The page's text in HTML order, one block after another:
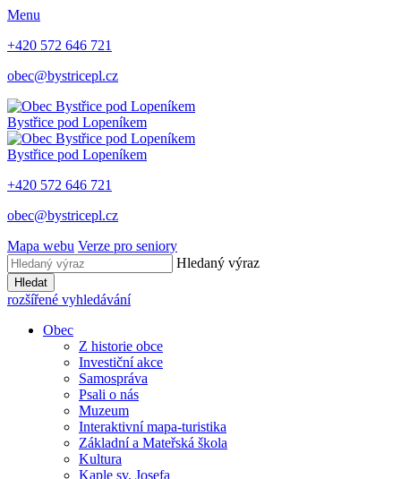
Menu
+420 572 646 721
obec@bystricepl.cz
Bystřice pod Lopeníkem
Bystřice pod Lopeníkem
+420 572 646 721
obec@bystricepl.cz
Mapa webu Verze pro seniory
Hledaný výraz
Hledat
rozšířené vyhledávání
Obec
Z historie obce
Investiční akce
Samospráva
Psali o nás
Muzeum
Interaktivní mapa-turistika
Základní a Mateřská škola
Kultura
Kaple sv. Josefa